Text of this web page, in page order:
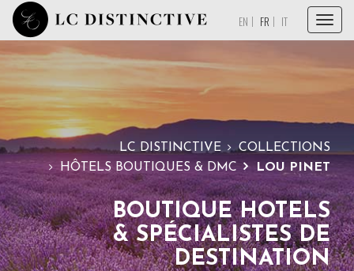
Menu
EN FR IT
ACCUEIL
À PROPOS
SERVICES
COLLECTIONS
MAGAZINE
PAROLE À NOS PARTENAIRES
CONTACT
LC DISTINCTIVE
COLLECTIONS
HÔTELS BOUTIQUES & DMC
LOU PINET
BOUTIQUE HOTELS
& SPÉCIALISTES DE
DESTINATION